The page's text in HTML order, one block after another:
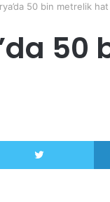
50 bin metrelik
50